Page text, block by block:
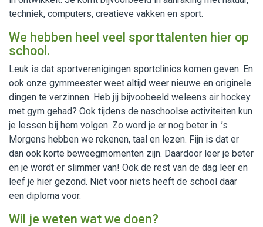
techniek, computers, creatieve vakken en sport.
We hebben heel veel sporttalenten hier op
school.
Leuk is dat sportverenigingen sportclinics komen geven. En
ook onze gymmeester weet altijd weer nieuwe en originele
dingen te verzinnen. Heb jij bijvoobeeld weleens air hockey
met gym gehad? Ook tijdens de naschoolse activiteiten kun
je lessen bij hem volgen. Zo word je er nog beter in. ’s
Morgens hebben we rekenen, taal en lezen. Fijn is dat er
dan ook korte beweegmomenten zijn. Daardoor leer je beter
en je wordt er slimmer van! Ook de rest van de dag leer en
leef je hier gezond. Niet voor niets heeft de school daar
een diploma voor.
Wil je weten wat we doen?